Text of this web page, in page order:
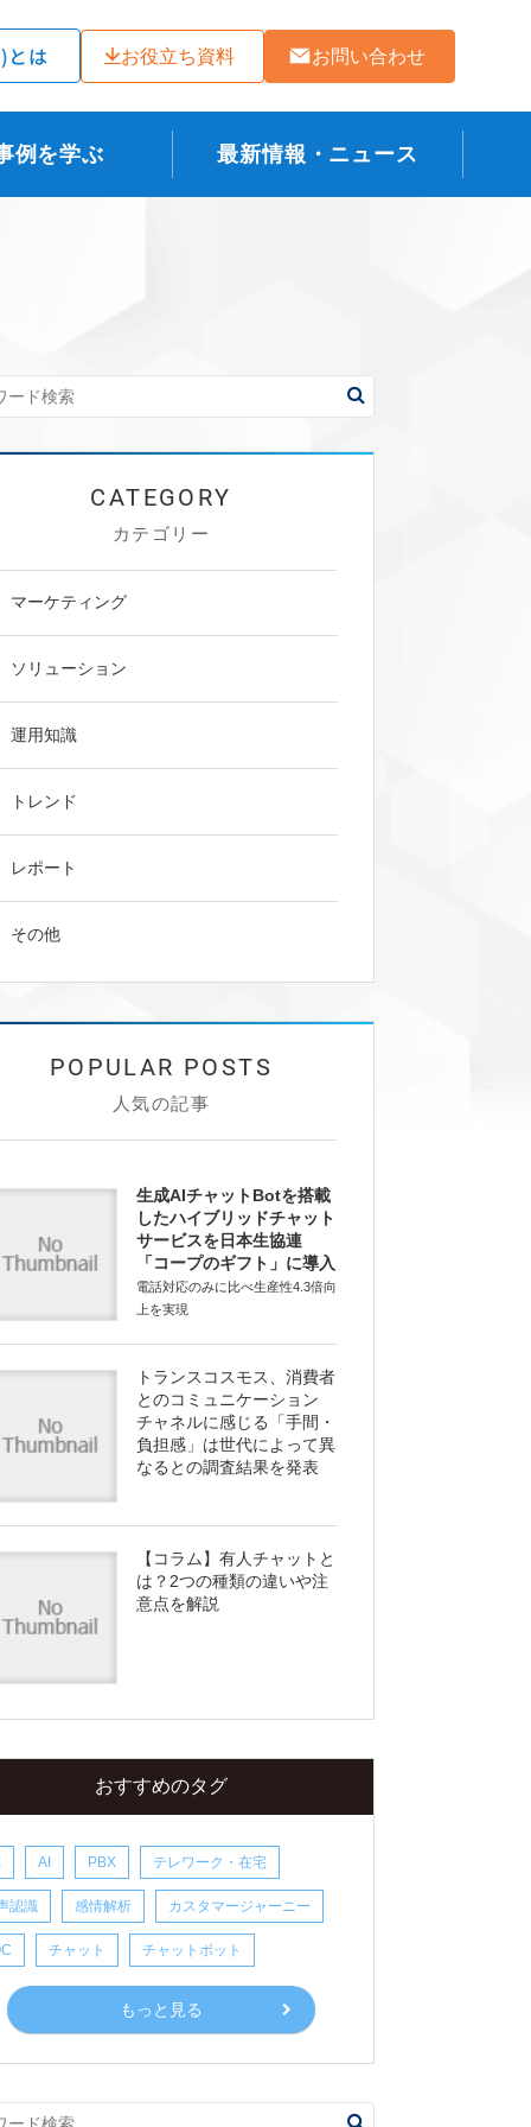
とは お役立ち資料 お問い合わせ
例を学ぶ 最新情報・ニュース
カテゴリー
マーケティング
ソリューション
運用知識
トレンド
レポート
その他
人気の記事
生成AIチャットBotを搭載
したハイブリッドチャット
サービスを日本生協連
「コープのギフト」に導入
電話対応のみに比べ生産性4.3倍向
上を実現
トランスコスモス、消費者
とのコミュニケーション
チャネルに感じる「手間・
負担感」は世代によって異
なるとの調査結果を発表
【コラム】有人チャットと
は？2つの種類の違いや注
意点を解説
おすすめのタグ
AI PBX テレワーク・在宅
認識 感情解析 カスタマージャーニー
チャット チャットボット
もっと見る